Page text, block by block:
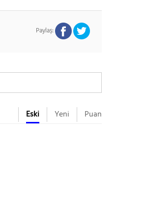
Paylaş:
Eski Yeni Puan